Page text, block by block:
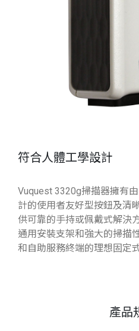
符合人體工學設計
Vuquest 3320g掃描器擁有
計的使用者友好型按鈕及清
供可靠的手持或佩戴式解決
通用安裝支架和強大的掃描
和自助服務終端的理想固定
產品